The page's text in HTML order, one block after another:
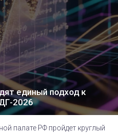
единый подход к
2026
палате РФ пройдет круглый